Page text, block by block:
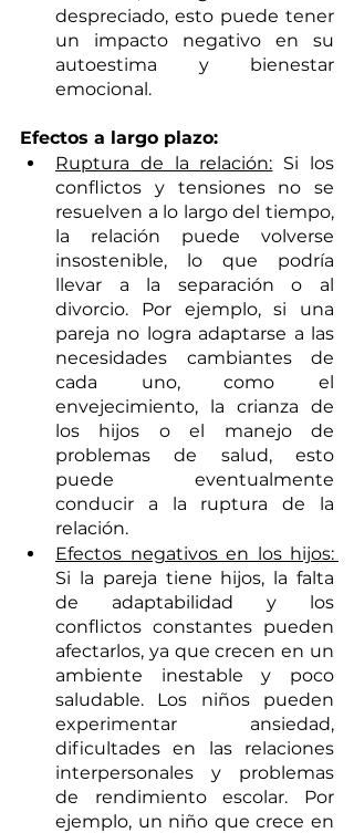
despreciado, esto puede tener
un impacto negativo en su
autoestima y bienestar
emocional.
Efectos a largo plazo:
Ruptura de la relación: Si los
conflictos y tensiones no se
resuelven a lo largo del tiempo,
la relación puede volverse
insostenible, lo que podría
llevar a la separación o al
divorcio. Por ejemplo, si una
pareja no logra adaptarse a las
necesidades cambiantes de
cada uno, como el
envejecimiento, la crianza de
los hijos o el manejo de
problemas de salud, esto
puede eventualmente
conducir a la ruptura de la
relación.
Si la pareja tiene hijos, la falta
de adaptabilidad y los
conflictos constantes pueden
afectarlos, ya que crecen en un
ambiente inestable y poco
saludable. Los niños pueden
experimentar ansiedad,
dificultades en las relaciones
interpersonales y problemas
de rendimiento escolar. Por
ejemplo, un niño que crece en